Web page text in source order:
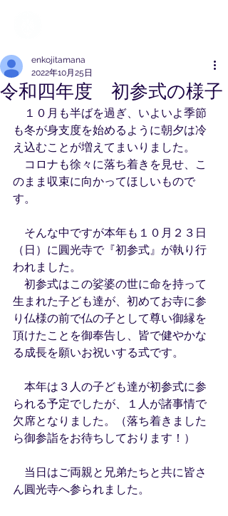
令和四年度 初参式の様子
enkojitamana
2022年10月25日
１０月も半ばを過ぎ、いよいよ季節
も冬が身支度を始めるように朝夕は冷
え込むことが増えてまいりました。
コロナも徐々に落ち着きを見せ、こ
のまま収束に向かってほしいもので
す。
そんな中ですが本年も１０月２３日
（日）に圓光寺で『初参式』が執り行
われました。
初参式はこの娑婆の世に命を持って
生まれた子ども達が、初めてお寺に参
り仏様の前で仏の子として尊い御縁を
頂けたことを御奉告し、皆で健やかな
る成長を願いお祝いする式です。
本年は３人の子ども達が初参式に参
られる予定でしたが、１人が諸事情で
欠席となりました。（落ち着きました
ら御参詣をお待ちしております！）
当日はご両親と兄弟たちと共に皆さ
ん圓光寺へ参られました。